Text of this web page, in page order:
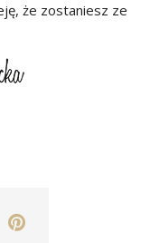
że zostaniesz ze